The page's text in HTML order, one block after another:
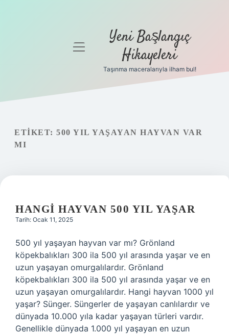
Gizlilik
Yasal Uyarı
menüyü
Yeni Başlangıç
Hikayeleri
Taşınma maceralarıyla ilham bul!
ETIKET: 500 YIL YAŞAYAN HAYVAN VAR
MI
HANGI HAYVAN 500 YIL YAŞAR
Tarih: Ocak 11, 2025
500 yıl yaşayan hayvan var mı? Grönland
köpekbalıkları 300 ila 500 yıl arasında yaşar ve en
uzun yaşayan omurgalılardır. Grönland
köpekbalıkları 300 ila 500 yıl arasında yaşar ve en
uzun yaşayan omurgalılardır. Hangi hayvan 1000 yıl
yaşar? Sünger. Süngerler de yaşayan canlılardır ve
dünyada 10.000 yıla kadar yaşayan türleri vardır.
Genellikle dünyada 1.000 yıl yaşayan en uzun